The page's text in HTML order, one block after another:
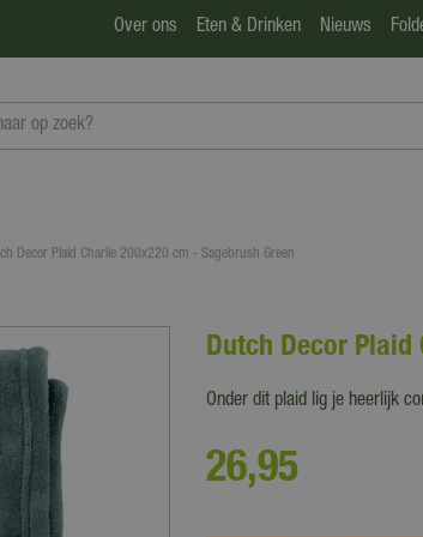
Decor Plaid Charlie 200x220 cm - Sagebrush Green
Over ons Eten & Drinken Nieuws
Dutch Decor Plaid
Onder dit plaid lig je heerlijk
26,95